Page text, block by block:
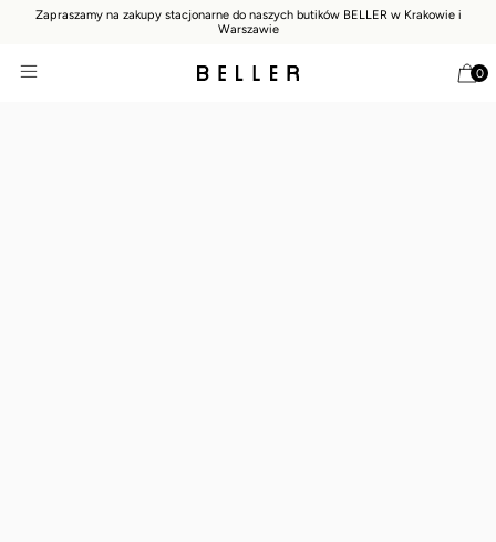
Zapraszamy na zakupy stacjonarne do naszych butików BELLER w Krakowie i
Warszawie
0